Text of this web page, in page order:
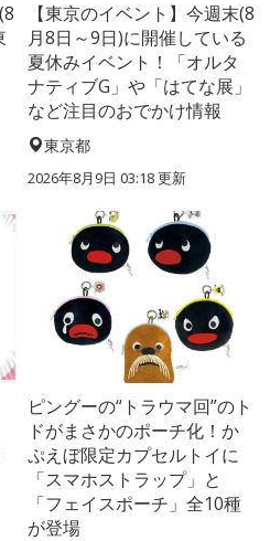
【東京のイベント】今週末(8
月8日～9日)に開催している
夏休みイベント！「オルタ
ナティブG」や「はてな展」
など注目のおでかけ情報
東京都
2026年8月9日 03:18更新
ピングーの“トラウマ回”のト
ドがまさかのポーチ化！か
ぷえぼ限定カプセルトイに
「スマホストラップ」と
「フェイスポーチ」全10種
が登場